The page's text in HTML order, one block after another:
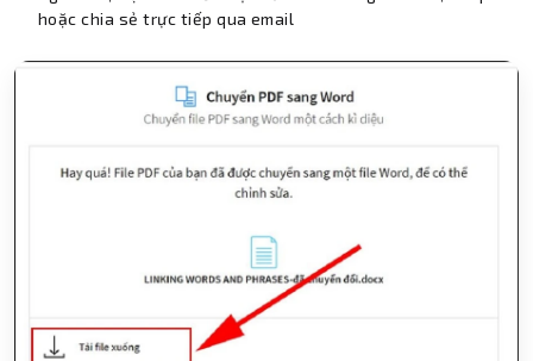
hoặc chia sẻ trực tiếp qua email